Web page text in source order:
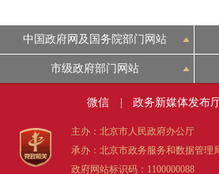
中国政府网及国务院部门网站
市级政府部门网站
微信 政务新媒体发布
主办：北京市人民政府办公厅
承办：北京市政务服务和数据管理
政府网站标识码：1100000088